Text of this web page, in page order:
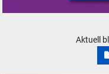
Aktuell